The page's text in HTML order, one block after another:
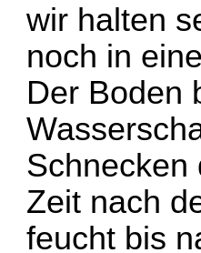
wir halten
noch in
Der Boden
Zeit nach
feucht bis